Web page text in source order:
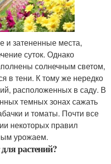
и затененные места,
суток. Однако
солнечным светом,
в тени. К тому же нередко
расположенных в саду. В
темных зонах сажать
и томаты. Почти все
некоторых правил
урожаем.
растений?